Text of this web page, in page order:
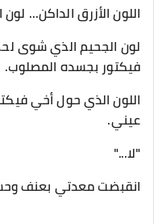
​اللون الأزرق الداكن...
لون الجحيم الذي شوى
فيكتور بجسده المصلوب.
اللون الذي حول أخي
عيني.
​"لا..."
​انقبضت معدتي بعنف